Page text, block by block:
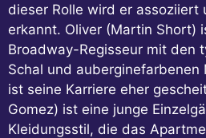
dieser Rolle wird er assoziiert
erkannt. Oliver (Martin Short)
Broadway-Regisseur mit den
Schal und auberginefarbenen
ist seine Karriere eher
Gomez) ist eine junge
Kleidungsstil, die das